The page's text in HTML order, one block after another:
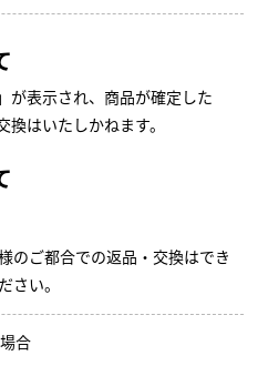
が表示され、商品が確定した
はいたしかねます。
のご都合での返品・交換はでき
さい。
合